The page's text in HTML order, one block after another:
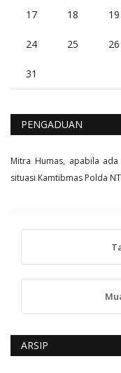
17 18 19
24 25 26
31
PENGADUAN
Mitra Humas, apabila
situasi Kamtibmas Polda
ARSIP